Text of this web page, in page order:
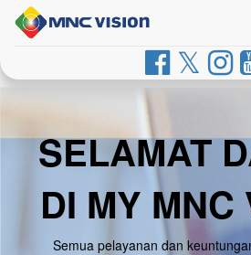
SELAMAT
DI MY MNC
Semua pelayanan dan